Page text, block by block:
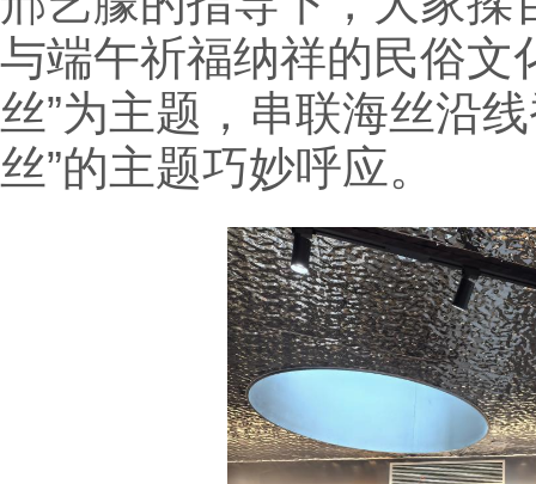
与端午祈福纳祥的民俗文
丝”为主题，串联海丝沿
丝”的主题巧妙呼应。